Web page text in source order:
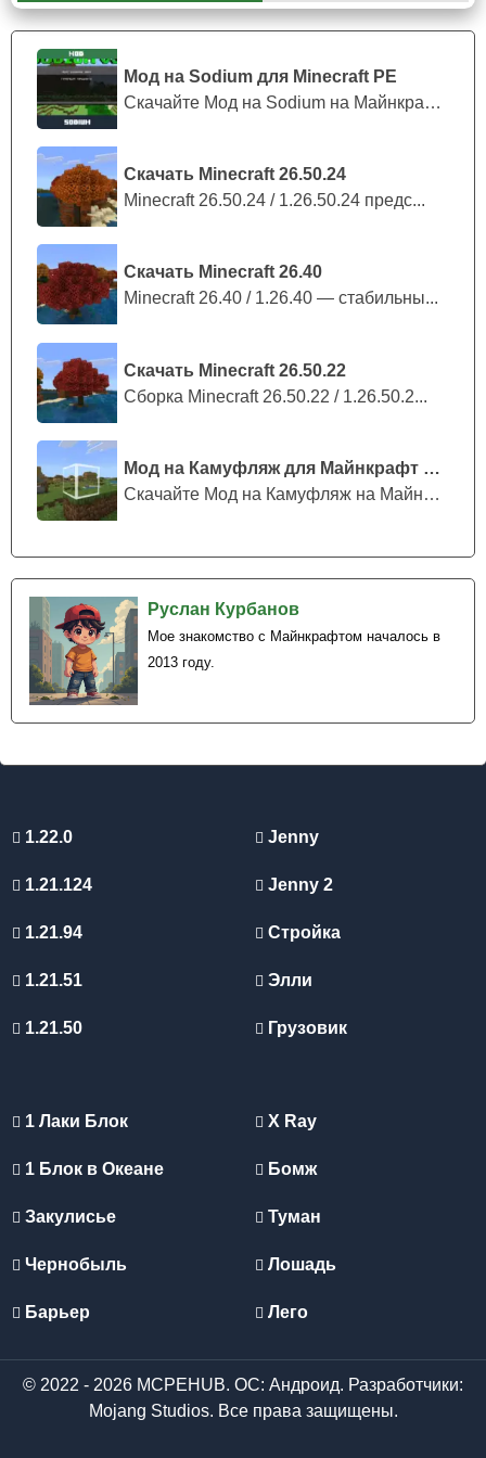
Мод на Sodium для Minecraft PE
Скачайте Мод на Sodium на Майнкрафт П...
Скачать Minecraft 26.50.24
Minecraft 26.50.24 / 1.26.50.24 предс...
Скачать Minecraft 26.40
Minecraft 26.40 / 1.26.40 — стабильны...
Скачать Minecraft 26.50.22
Сборка Minecraft 26.50.22 / 1.26.50.2...
Мод на Камуфляж для Майнкрафт ПЕ
Скачайте Мод на Камуфляж на Майнкрафт...
Руслан Курбанов
Мое знакомство с Майнкрафтом началось в
2013 году.
Особенности
Однако, чтобы получить доспехи и предметы из мода на
броню бога для Майнкрафт ПЕ, потребуется хотя бы раз
включить креатив
И сделано это ради баланса на сервере.
Такой игрок был бы непобедим.
1.22.0
1.21.124
1.21.94
1.21.51
1.21.50
Jenny
Jenny 2
Стройка
Элли
Грузовик
1 Лаки Блок
1 Блок в Океане
Закулисье
Чернобыль
Барьер
X Ray
Бомж
Туман
Лошадь
Лего
© 2022 - 2026 MCPEHUB. ОС: Андроид. Разработчики:
Mojang Studios. Все права защищены.